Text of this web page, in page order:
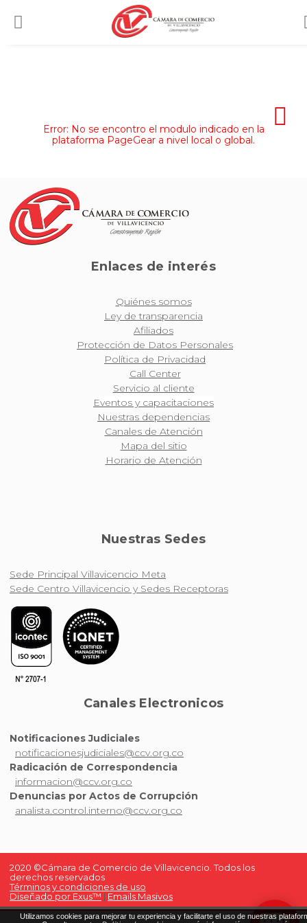
Error: No se encontro el modulo indicado en la
plataforma PageGear a nivel local o global.
Enlaces de interés
Quiénes somos
Ley de transparencia
Afiliados
Protección de Datos Personales
Política de Privacidad
Call Center
Servicio al cliente
Eventos y capacitaciones
Nuestras dependencias
Canales de Atención
Mapa del sitio
Horario de Atención
Nuestras Sedes
Sede Principal Villavicencio Meta
Sede Centro Villavicencio y Sedes Receptoras
Canales Electronicos
Notificaciones Judiciales
notificacionesjudiciales@ccv.org.co
Radicación de Correspondencia
informacion@ccv.org.co
Denuncias por Actos de Corrupción
analista.control.interno@ccv.org.co
2020 ©Cámara de Comercio de Villavicencio. Todos los
derechos reservados
Términos y condiciones de uso
Diseñado por Exus™ | Emails Masivos
Utilizamos cookies para mejorar tu experiencia y facilitarte el uso de nuestras